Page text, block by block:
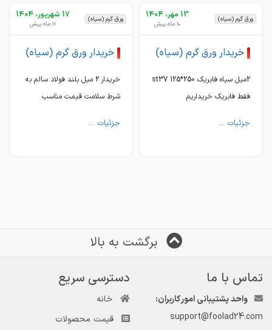
📎https://t.me/ahanaliazh
📎https://t.me/ahanaliazh
ورق گرم (سیاه) 13 مهر، 1404
10 ماه پیش
خریدار ورق گرم (سیاه)
2میل سیاه فابریک st37 125*250
فقط فابریک خریداریم
جزئیات ...
ورق گرم (سیاه) 17 شهریور، 1404
11 ماه پیش
خریدار ورق گرم (سیاه)
خریدار 2 میل بلند فولاد سالم به
شرط سلامت قیمت مناسب
جزئیات ...
برگشت به بالا
تماس با ما
واحد پشتیبانی امور کاربران:
support@foolad24.com
دسترسی سریع
خانه
قیمت محصولات